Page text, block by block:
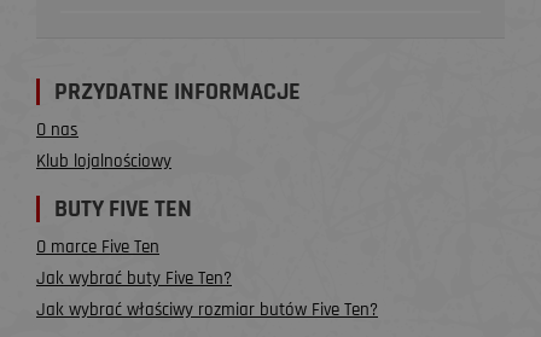
PRZYDATNE INFORMACJE
O nas
Klub lojalnościowy
BUTY FIVE TEN
O marce Five Ten
Jak wybrać buty Five Ten?
Jak wybrać właściwy rozmiar butów Five Ten?